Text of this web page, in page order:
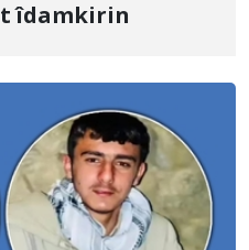
îdamkirin